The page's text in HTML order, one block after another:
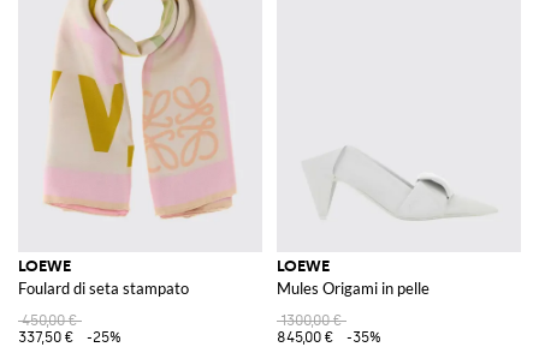
LOEWE
Foulard di seta stampato
450,00 €
337,50 €
-25%
LOEWE
Mules Origami in pelle
1300,00 €
845,00 €
-35%